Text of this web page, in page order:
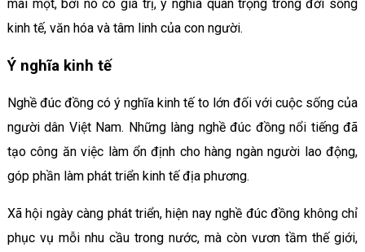
mai một, bởi nó có giá trị, ý nghĩa quan trọng trong đời sống
kinh tế, văn hóa và tâm linh của con người.
Ý nghĩa kinh tế
Nghề đúc đồng có ý nghĩa kinh tế to lớn đối với cuộc sống của
người dân Việt Nam. Những làng nghề đúc đồng nổi tiếng đã
tạo công ăn việc làm ổn định cho hàng ngàn người lao động,
góp phần làm phát triển kinh tế địa phương.
Xã hội ngày càng phát triển, hiện nay nghề đúc đồng không chỉ
phục vụ mỗi nhu cầu trong nước, mà còn vươn tầm thế giới,